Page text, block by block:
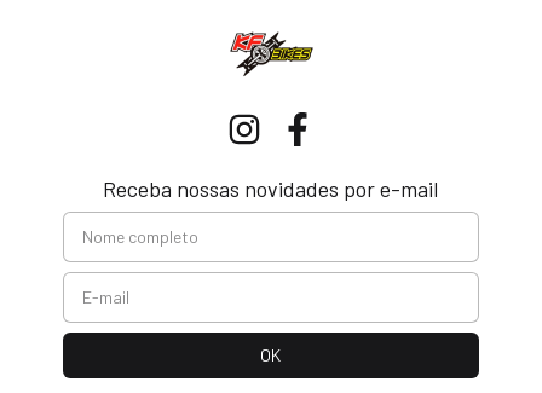
Receba nossas novidades por e-mail